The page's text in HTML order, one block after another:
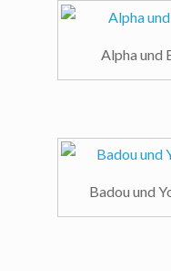
Alpha und
Badou und